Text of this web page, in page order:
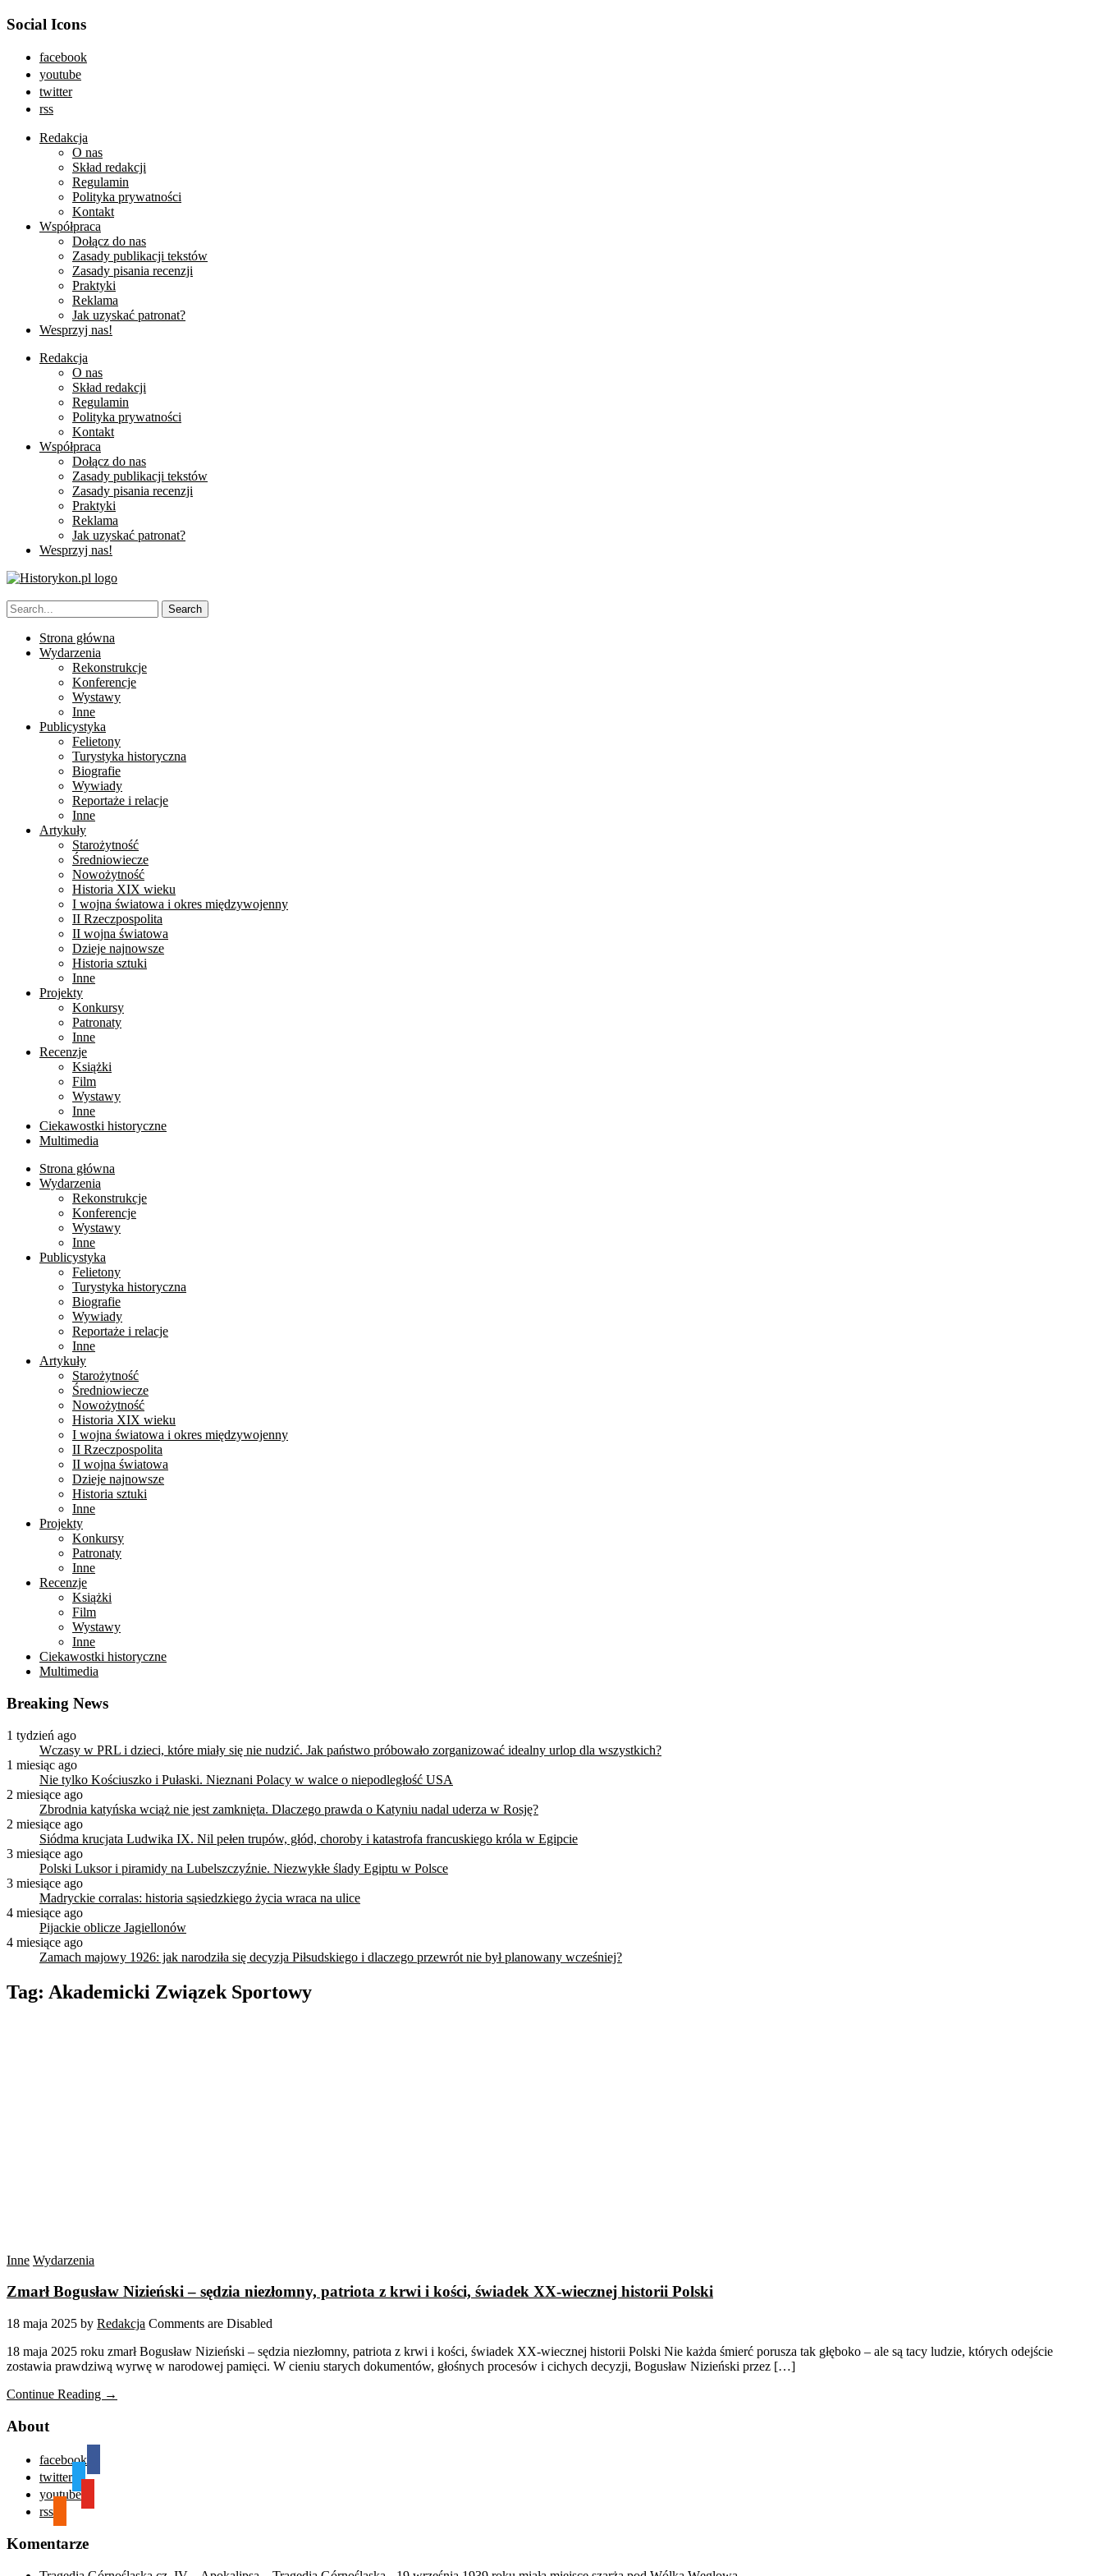
Social Icons
facebook
youtube
twitter
rss
Redakcja
O nas
Skład redakcji
Regulamin
Polityka prywatności
Kontakt
Współpraca
Dołącz do nas
Zasady publikacji tekstów
Zasady pisania recenzji
Praktyki
Reklama
Jak uzyskać patronat?
Wesprzyj nas!
Redakcja
O nas
Skład redakcji
Regulamin
Polityka prywatności
Kontakt
Współpraca
Dołącz do nas
Zasady publikacji tekstów
Zasady pisania recenzji
Praktyki
Reklama
Jak uzyskać patronat?
Wesprzyj nas!
Strona główna
Wydarzenia
Rekonstrukcje
Konferencje
Wystawy
Inne
Publicystyka
Felietony
Turystyka historyczna
Biografie
Wywiady
Reportaże i relacje
Inne
Artykuły
Starożytność
Średniowiecze
Nowożytność
Historia XIX wieku
I wojna światowa i okres międzywojenny
II Rzeczpospolita
II wojna światowa
Dzieje najnowsze
Historia sztuki
Inne
Projekty
Konkursy
Patronaty
Inne
Recenzje
Książki
Film
Wystawy
Inne
Ciekawostki historyczne
Multimedia
Strona główna
Wydarzenia
Rekonstrukcje
Konferencje
Wystawy
Inne
Publicystyka
Felietony
Turystyka historyczna
Biografie
Wywiady
Reportaże i relacje
Inne
Artykuły
Starożytność
Średniowiecze
Nowożytność
Historia XIX wieku
I wojna światowa i okres międzywojenny
II Rzeczpospolita
II wojna światowa
Dzieje najnowsze
Historia sztuki
Inne
Projekty
Konkursy
Patronaty
Inne
Recenzje
Książki
Film
Wystawy
Inne
Ciekawostki historyczne
Multimedia
Breaking News
1 tydzień ago
Wczasy w PRL i dzieci, które miały się nie nudzić. Jak państwo próbowało zorganizować idealny urlop dla wszystkich?
1 miesiąc ago
Nie tylko Kościuszko i Pułaski. Nieznani Polacy w walce o niepodległość USA
2 miesiące ago
Zbrodnia katyńska wciąż nie jest zamknięta. Dlaczego prawda o Katyniu nadal uderza w Rosję?
2 miesiące ago
Siódma krucjata Ludwika IX. Nil pełen trupów, głód, choroby i katastrofa francuskiego króla w Egipcie
3 miesiące ago
Polski Luksor i piramidy na Lubelszczyźnie. Niezwykłe ślady Egiptu w Polsce
3 miesiące ago
Madryckie corralas: historia sąsiedzkiego życia wraca na ulice
4 miesiące ago
Pijackie oblicze Jagiellonów
4 miesiące ago
Zamach majowy 1926: jak narodziła się decyzja Piłsudskiego i dlaczego przewrót nie był planowany wcześniej?
Tag: Akademicki Związek Sportowy
Inne Wydarzenia
Zmarł Bogusław Nizieński – sędzia niezłomny, patriota z krwi i kości, świadek XX-wiecznej historii Polski
18 maja 2025 by Redakcja Comments are Disabled
18 maja 2025 roku zmarł Bogusław Nizieński – sędzia niezłomny, patriota z krwi i kości, świadek XX-wiecznej historii Polski Nie każda śmierć porusza tak głęboko – ale są tacy ludzie, których odejście
zostawia prawdziwą wyrwę w narodowej pamięci. W cieniu starych dokumentów, głośnych procesów i cichych decyzji, Bogusław Nizieński przez […]
Continue Reading →
About
facebook
twitter
youtube
rss
Komentarze